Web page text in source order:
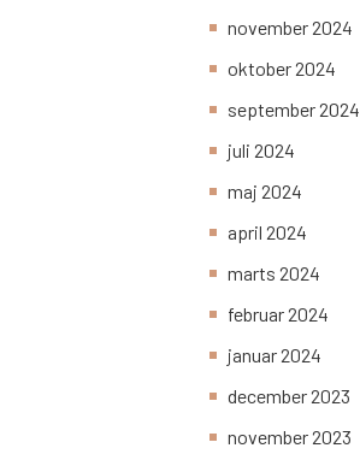
november 2024
oktober 2024
september 2024
juli 2024
maj 2024
april 2024
marts 2024
februar 2024
januar 2024
december 2023
november 2023